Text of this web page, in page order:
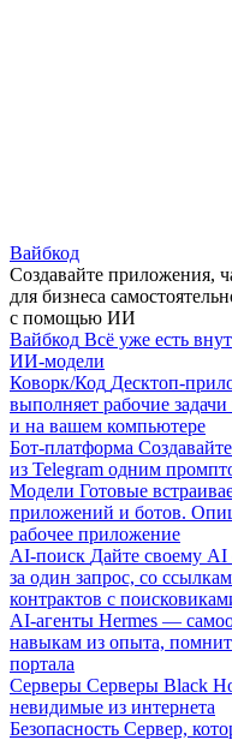
Вайбкод
Создавайте приложения,
для бизнеса
с помощью ИИ
Вайбкод Всё уже есть
ИИ-модели
Коворк/Код Десктоп-
выполняет рабочие
и на вашем компьютере
Бот-платформа
из Telegram одним
Модели Готовые
приложений и ботов.
рабочее приложение
AI-поиск Дайте своему
за один запрос, со
контрактов с
AI-агенты Hermes —
навыкам из опыта,
портала
Серверы Серверы Black
невидимые из интернета
Безопасность Сервер,